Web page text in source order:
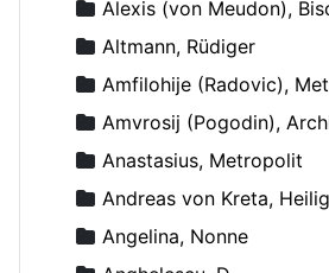
Alexis (von Meudon),
Altmann, Rüdiger
Amfilohije (Radovic),
Amvrosij (Pogodin),
Anastasius, Metropolit
Andreas von Kreta,
Angelina, Nonne